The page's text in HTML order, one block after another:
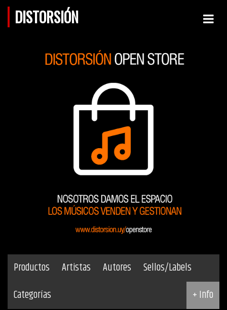
DISTORSIÓN
Productos Artistas Autores
Sellos/Labels
Categorías
+ Info